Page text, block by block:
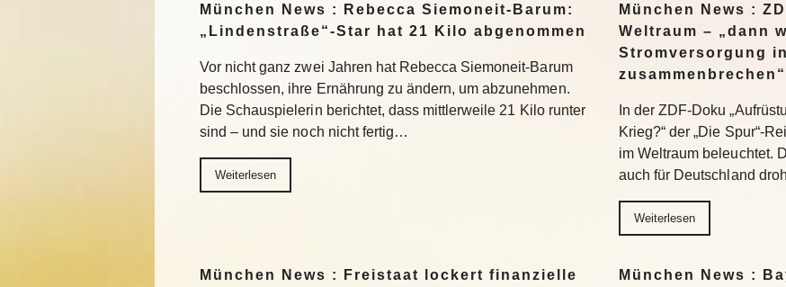
München News : Rebecca Siemoneit-Barum:
„Lindenstraße“-Star hat 21 Kilo abgenommen
Vor nicht ganz zwei Jahren hat Rebecca Siemoneit-Barum
beschlossen, ihre Ernährung zu ändern, um abzunehmen.
Die Schauspielerin berichtet, dass mittlerweile 21 Kilo runter
sind – und sie noch nicht fertig…
Weiterlesen
München News :
Weltraum – „dann
Stromversorgung
zusammenbrechen“
In der ZDF-Doku
Krieg?“ der „Die Spur“-
im Weltraum beleuchtet.
auch für Deutschland
Weiterlesen
München News : Freistaat lockert finanzielle
München News :